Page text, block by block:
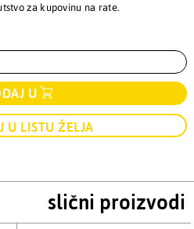
za kupovinu na rate.
U
U LISTU ŽELJA
slični proizvodi